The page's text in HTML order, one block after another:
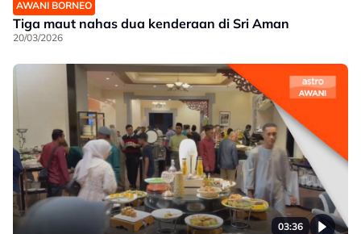
AWANI BORNEO
Tiga maut nahas dua kenderaan di Sri Aman
20/03/2026
03:36